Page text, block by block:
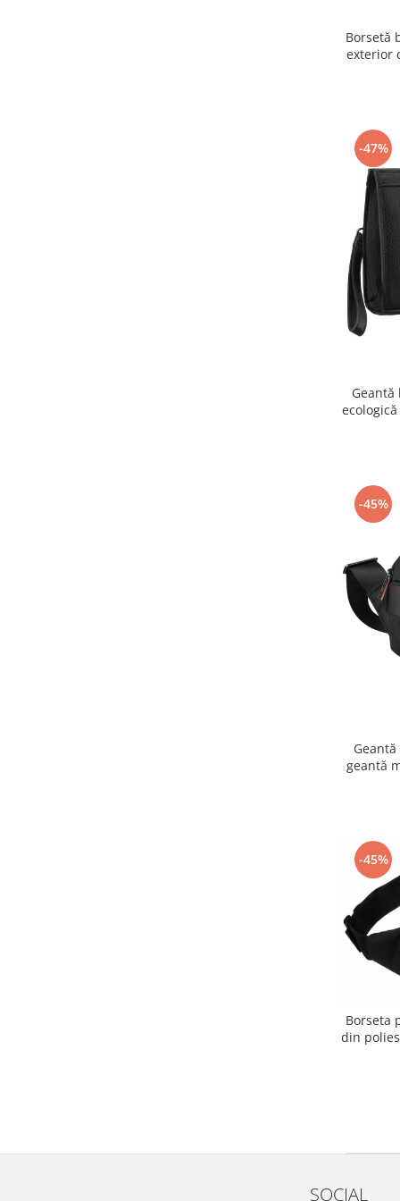
Borsetă
exterior
-47%
-45%
geantă
-45%
Borseta
din
SOCIAL